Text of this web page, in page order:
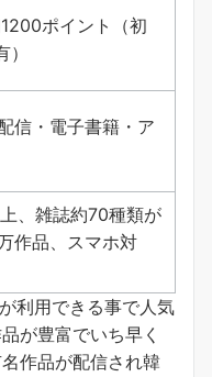
ポイント（初
信・電子書籍・ア
、雑誌約70種類が
作品、スマホ対
利用できる事で人気
が豊富でいち早く
作品が配信され韓